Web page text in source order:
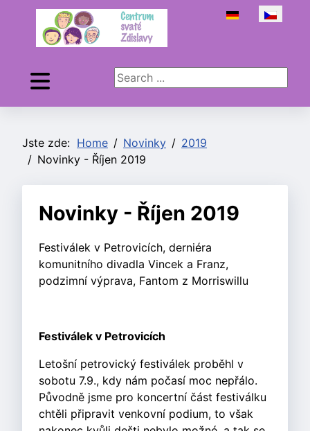
Zvolte jazyk
Search ...
Jste zde: Home Novinky
2019
Novinky - Říjen 2019
Novinky - Říjen 2019
Festiválek v Petrovicích, derniéra
komunitního divadla Vincek a Franz,
podzimní výprava, Fantom z Morriswillu
Festiválek v Petrovicích
Letošní petrovický festiválek proběhl v
sobotu 7.9., kdy nám počasí moc nepřálo.
Původně jsme pro koncertní část festiválku
chtěli připravit venkovní podium, to však